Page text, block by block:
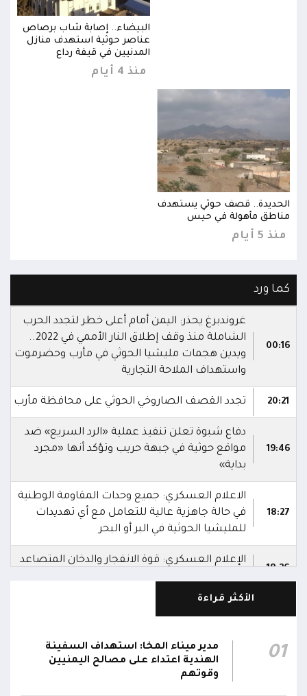
البيضاء.. إصابة شاب برصاص
عناصر حوثية استهدف منازل
المدنيين في قيفة رداع
منذ 4 أيام
الحديدة.. قصف حوثي يستهدف
مناطق مأهولة في حيس
منذ 5 أيام
كما ورد
00:16
غروندبرغ يحذر: اليمن أمام أعلى خطر لتجدد الحرب
الشاملة منذ وقف إطلاق النار الأممي في 2022..
ويدين هجمات مليشيا الحوثي في مأرب وحضرموت
واستهداف الملاحة التجارية
20:21 تجدد القصف الصاروخي الحوثي على محافظة مأرب
19:46
دفاع شبوة تعلن تنفيذ عملية «الرد السريع» ضد
مواقع حوثية في جبهة حريب وتؤكد أنها «مجرد
بداية»
18:27
الاعلام العسكري: جميع وحدات المقاومة الوطنية
في حالة جاهزية عالية للتعامل مع أي تهديدات
للمليشيا الحوثية في البر أو البحر
18:26
الإعلام العسكري: قوة الانفجار والدخان المتصاعد
المحظورة المقابلة لمحطة كهرباء المخا قبل أن
تتعامل معه بالسلاح المناسب وتدمره
الأكثر قراءة
01
مدير ميناء المخا: استهداف السفينة
الهندية اعتداء على مصالح اليمنيين
وقوتهم